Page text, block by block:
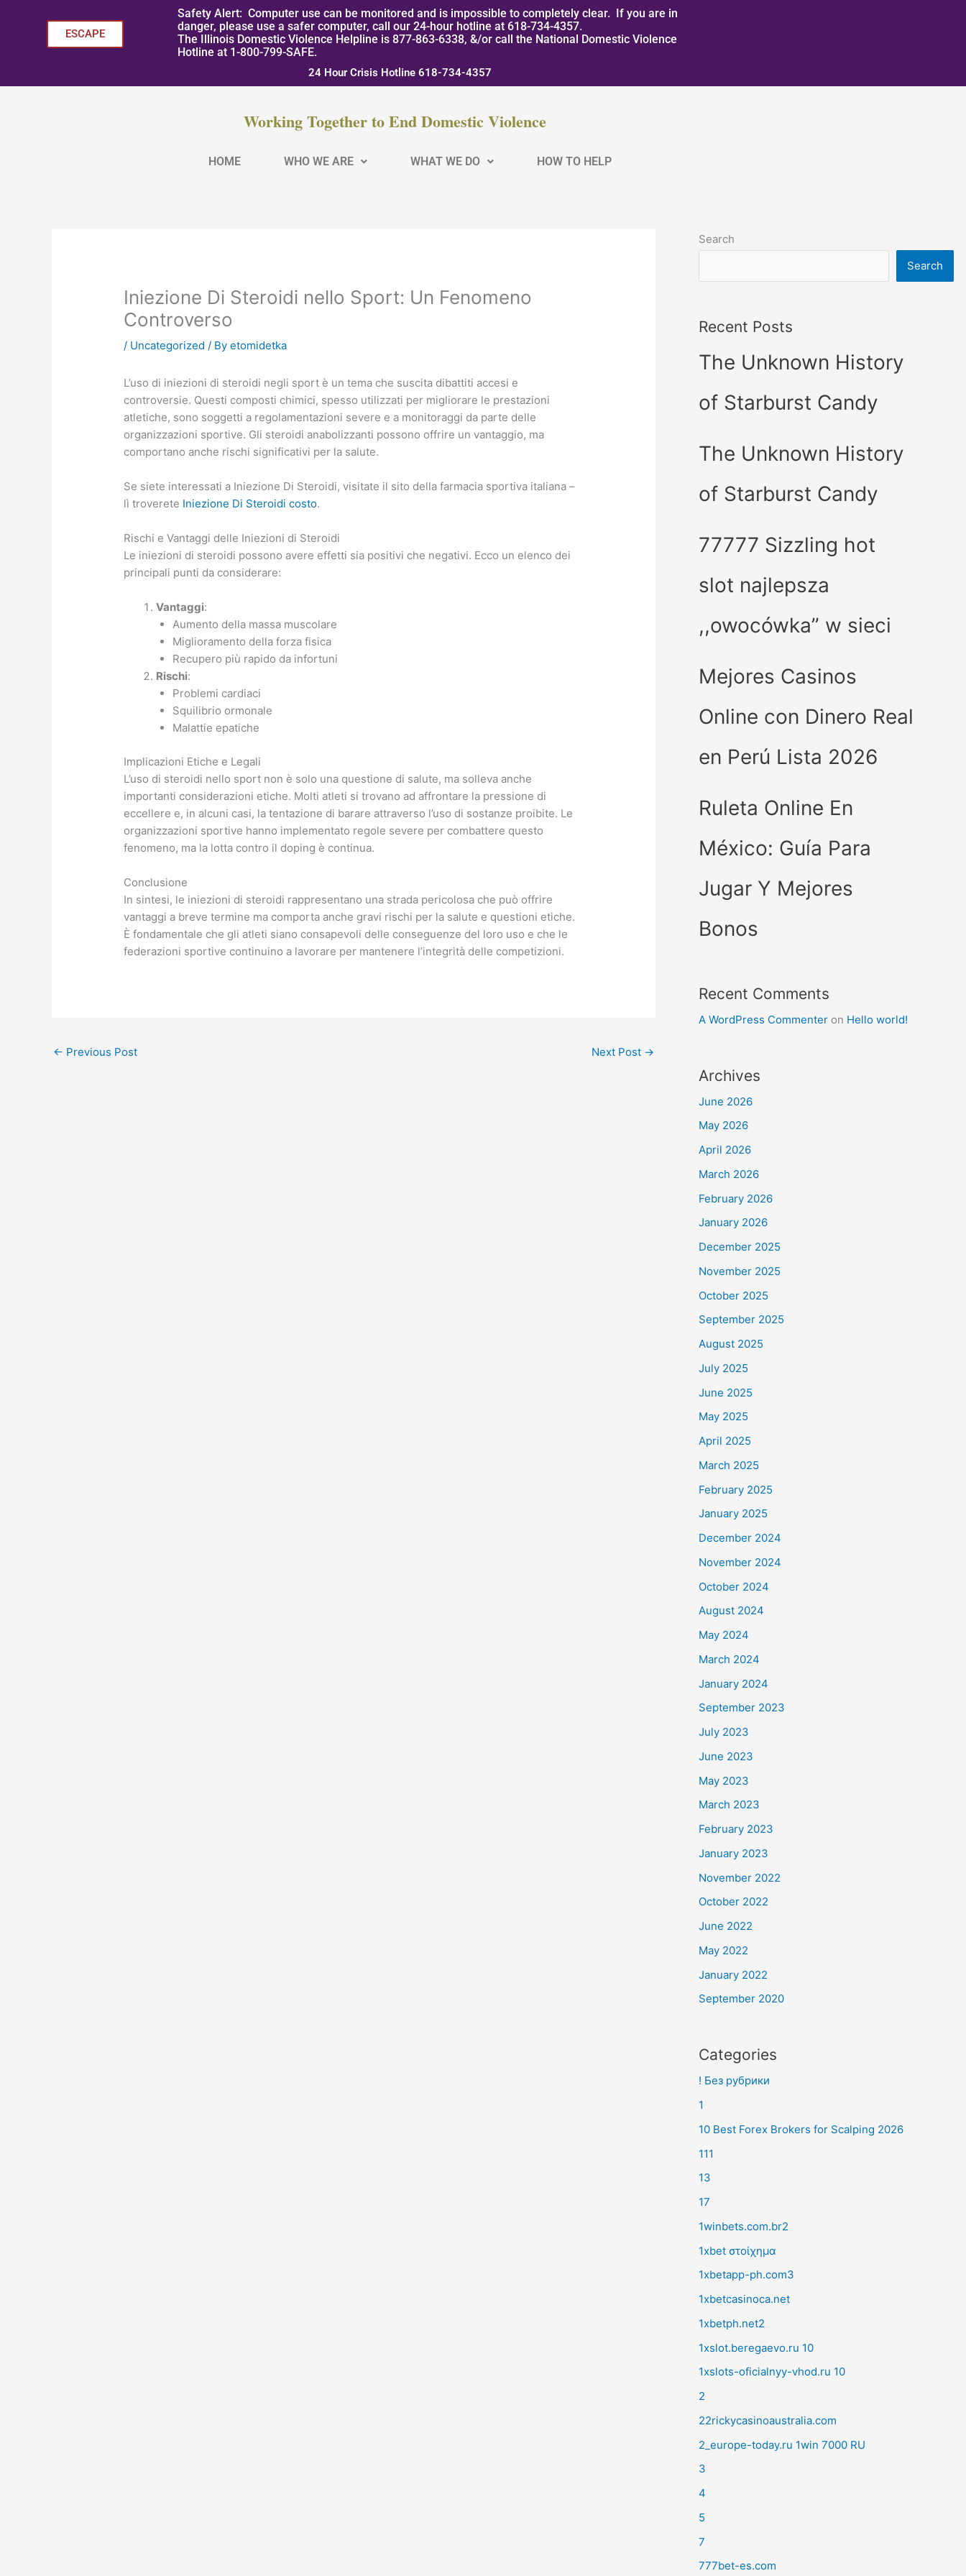
ESCAPE
Safety Alert: Computer use can be monitored and is impossible to completely clear. If you are in
danger, please use a safer computer, call our 24-hour hotline at 618-734-4357.
The Illinois Domestic Violence Helpline is 877-863-6338, &/or call the National Domestic Violence
Hotline at 1-800-799-SAFE.
24 Hour Crisis Hotline 618-734-4357
Working Together to End Domestic Violence
HOME WHO WE ARE WHAT WE DO HOW TO HELP
Iniezione Di Steroidi nello Sport: Un Fenomeno
Controverso
/ Uncategorized / Byetomidetka
L’uso di iniezioni di steroidi negli sport è un tema che suscita dibattiti accesi e
controversie. Questi composti chimici, spesso utilizzati per migliorare le prestazioni
atletiche, sono soggetti a regolamentazioni severe e a monitoraggi da parte delle
organizzazioni sportive. Gli steroidi anabolizzanti possono offrire un vantaggio, ma
comportano anche rischi significativi per la salute.
Se siete interessati a Iniezione Di Steroidi, visitate il sito della farmacia sportiva italiana –
lì troverete Iniezione Di Steroidi costo.
Rischi e Vantaggi delle Iniezioni di Steroidi
Le iniezioni di steroidi possono avere effetti sia positivi che negativi. Ecco un elenco dei
principali punti da considerare:
Vantaggi:
Aumento della massa muscolare
Miglioramento della forza fisica
Recupero più rapido da infortuni
Rischi:
Problemi cardiaci
Squilibrio ormonale
Malattie epatiche
Implicazioni Etiche e Legali
L’uso di steroidi nello sport non è solo una questione di salute, ma solleva anche
importanti considerazioni etiche. Molti atleti si trovano ad affrontare la pressione di
eccellere e, in alcuni casi, la tentazione di barare attraverso l’uso di sostanze proibite. Le
organizzazioni sportive hanno implementato regole severe per combattere questo
fenomeno, ma la lotta contro il doping è continua.
Conclusione
In sintesi, le iniezioni di steroidi rappresentano una strada pericolosa che può offrire
vantaggi a breve termine ma comporta anche gravi rischi per la salute e questioni etiche.
È fondamentale che gli atleti siano consapevoli delle conseguenze del loro uso e che le
federazioni sportive continuino a lavorare per mantenere l’integrità delle competizioni.
← Previous Post Next Post →
Search
Search
Recent Posts
The Unknown History
of Starburst Candy
The Unknown History
of Starburst Candy
77777 Sizzling hot
slot najlepsza
,,owocówka” w sieci
Mejores Casinos
Online con Dinero Real
en Perú Lista 2026
Ruleta Online En
México: Guía Para
Jugar Y Mejores
Bonos
Recent Comments
A WordPress Commenter on Hello world!
Archives
June 2026
May 2026
April 2026
March 2026
February 2026
January 2026
December 2025
November 2025
October 2025
September 2025
August 2025
July 2025
June 2025
May 2025
April 2025
March 2025
February 2025
January 2025
December 2024
November 2024
October 2024
August 2024
May 2024
March 2024
January 2024
September 2023
July 2023
June 2023
May 2023
March 2023
February 2023
January 2023
November 2022
October 2022
June 2022
May 2022
January 2022
September 2020
Categories
! Без рубрики
1
10 Best Forex Brokers for Scalping 2026
111
13
17
1winbets.com.br2
1xbet στοίχημα
1xbetapp-ph.com3
1xbetcasinoca.net
1xbetph.net2
1xslot.beregaevo.ru 10
1xslots-oficialnyy-vhod.ru 10
2
22rickycasinoaustralia.com
2_europe-today.ru 1win 7000 RU
3
4
5
7
777bet-es.com